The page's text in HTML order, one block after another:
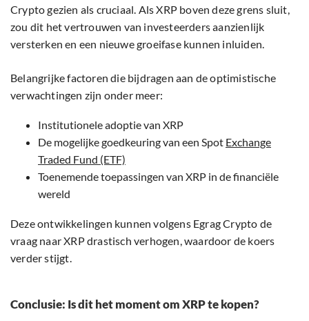
Crypto gezien als cruciaal. Als XRP boven deze grens sluit,
zou dit het vertrouwen van investeerders aanzienlijk
versterken en een nieuwe groeifase kunnen inluiden.
Belangrijke factoren die bijdragen aan de optimistische
verwachtingen zijn onder meer:
Institutionele adoptie van XRP
De mogelijke goedkeuring van een Spot Exchange
Traded Fund (ETF)
Toenemende toepassingen van XRP in de financiële
wereld
Deze ontwikkelingen kunnen volgens Egrag Crypto de
vraag naar XRP drastisch verhogen, waardoor de koers
verder stijgt.
Conclusie: Is dit het moment om XRP te kopen?